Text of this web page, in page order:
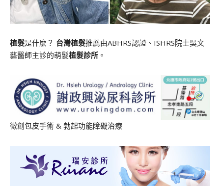
植髮是什麼？ 台灣植髮推薦由ABHRS認證、ISHRS院士吳文
藝醫師主診的萌髮植髮診所 。
微創包皮手術 & 勃起功能障礙治療